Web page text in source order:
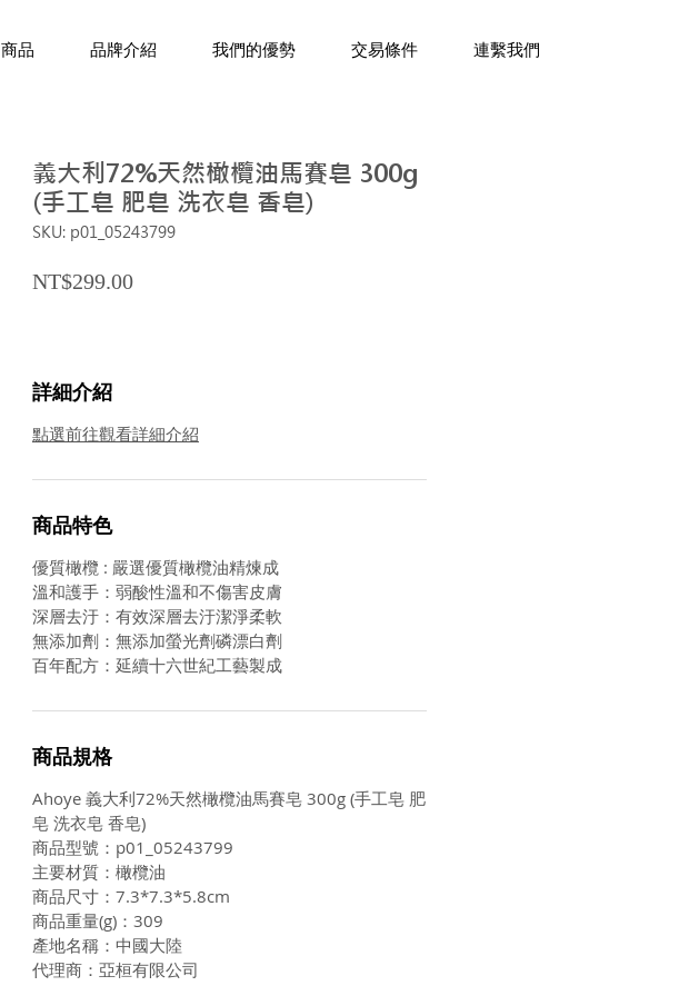
商品 品牌介紹 我們的優勢 交易條件 連繫我們
義大利72%天然橄欖油馬賽皂 300g
(手工皂 肥皂 洗衣皂 香皂)
SKU: p01_05243799
NT$299.00Price
詳細介紹
點選前往觀看詳細介紹
商品特色
優質橄欖 : 嚴選優質橄欖油精煉成
溫和護手：弱酸性溫和不傷害皮膚
深層去汙：有效深層去汙潔淨柔軟
無添加劑：無添加螢光劑磷漂白劑
百年配方：延續十六世紀工藝製成
商品規格
Ahoye 義大利72%天然橄欖油馬賽皂 300g (手工皂 肥
皂 洗衣皂 香皂)
商品型號：p01_05243799
主要材質：橄欖油
商品尺寸：7.3*7.3*5.8cm
商品重量(g)：309
產地名稱：中國大陸
代理商：亞桓有限公司